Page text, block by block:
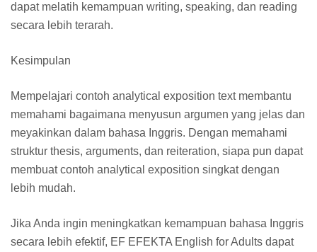
dapat melatih kemampuan writing, speaking, dan reading
secara lebih terarah.
Kesimpulan
Mempelajari contoh analytical exposition text membantu
memahami bagaimana menyusun argumen yang jelas dan
meyakinkan dalam bahasa Inggris. Dengan memahami
struktur thesis, arguments, dan reiteration, siapa pun dapat
membuat contoh analytical exposition singkat dengan
lebih mudah.
Jika Anda ingin meningkatkan kemampuan bahasa Inggris
secara lebih efektif, EF EFEKTA English for Adults dapat